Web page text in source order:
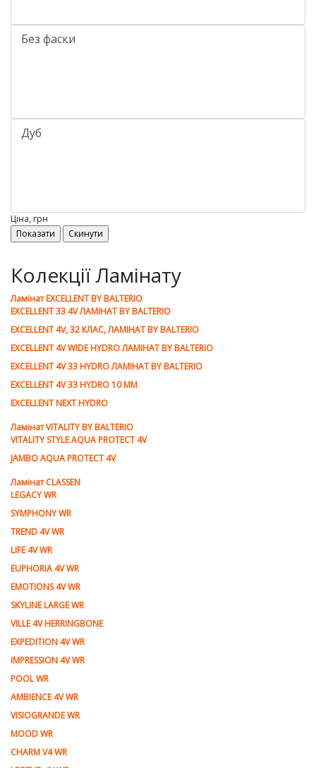
Ціна, грн
Колекції Ламінату
Ламiнат EXCELLENT BY BALTERIO
EXCELLENT 33 4V ЛАМІНАТ BY BALTERIO
EXCELLENT 4V, 32 КЛАС, ЛАМІНАТ BY BALTERIO
EXCELLENT 4V WIDE HYDRO ЛАМІНАТ BY BALTERIO
EXCELLENT 4V 33 HYDRO ЛАМІНАТ BY BALTERIO
EXCELLENT 4V 33 HYDRO 10 ММ
EXCELLENT NEXT HYDRO
Ламiнат VITALITY BY BALTERIO
VITALITY STYLE AQUA PROTECT 4V
JAMBO AQUA PROTECT 4V
Ламiнат CLASSEN
LEGACY WR
SYMPHONY WR
TREND 4V WR
LIFE 4V WR
EUPHORIA 4V WR
EMOTIONS 4V WR
SKYLINE LARGE WR
VILLE 4V HERRINGBONE
EXPEDITION 4V WR
IMPRESSION 4V WR
POOL WR
AMBIENCE 4V WR
VISIOGRANDE WR
MOOD WR
CHARM V4 WR